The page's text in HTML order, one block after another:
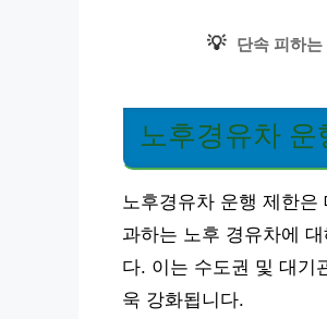
💡 단속 피하
노후경유차
노후경유차 운행 제한
과하는 노후 경유차에
다. 이는 수도권 및 대기
욱 강화됩니다.